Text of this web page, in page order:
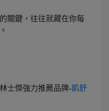
關鍵，往往就藏在你每
士傑強力推薦品牌-凱舒